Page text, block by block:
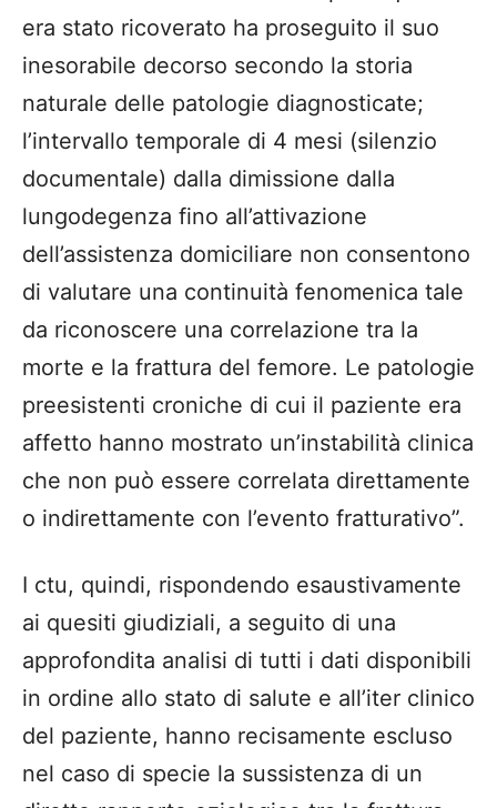
era stato ricoverato ha proseguito il suo
inesorabile decorso secondo la storia
naturale delle patologie diagnosticate;
l’intervallo temporale di 4 mesi (silenzio
documentale) dalla dimissione dalla
lungodegenza fino all’attivazione
dell’assistenza domiciliare non consentono
di valutare una continuità fenomenica tale
da riconoscere una correlazione tra la
morte e la frattura del femore. Le patologie
preesistenti croniche di cui il paziente era
affetto hanno mostrato un’instabilità clinica
che non può essere correlata direttamente
o indirettamente con l’evento fratturativo”.
I ctu, quindi, rispondendo esaustivamente
ai quesiti giudiziali, a seguito di una
approfondita analisi di tutti i dati disponibili
in ordine allo stato di salute e all’iter clinico
del paziente, hanno recisamente escluso
nel caso di specie la sussistenza di un